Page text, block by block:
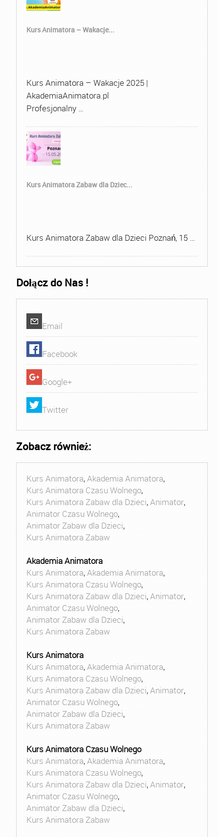
Kurs Animatora – Wakacje...
Kurs Animatora – Wakacje 2025 |
AkademiaAnimatora.pl
Profesjonalny …
Kurs Animatora Zabaw dla Dziec...
Kurs Animatora Zabaw dla Dzieci Poznań, 15 …
Dołącz do Nas !
Email
Facebook
Google+
Twitter
Zobacz również:
Kurs Animatora,Akademia Animatora,
Kurs Animatora Czasu Wolnego,
Kurs Animatora Zabaw dla Dzieci,Animator,
Animator Czasu Wolnego,
Animator Zabaw dla Dzieci,
Kurs Animatora Zabaw
Akademia Animatora
Kurs Animatora,Akademia Animatora,
Kurs Animatora Czasu Wolnego,
Kurs Animatora Zabaw dla Dzieci,Animator,
Animator Czasu Wolnego,
Animator Zabaw dla Dzieci,
Kurs Animatora Zabaw
Kurs Animatora
Kurs Animatora,Akademia Animatora,
Kurs Animatora Czasu Wolnego,
Kurs Animatora Zabaw dla Dzieci,Animator,
Animator Czasu Wolnego,
Animator Zabaw dla Dzieci,
Kurs Animatora Zabaw
Kurs Animatora Czasu Wolnego
Kurs Animatora,Akademia Animatora,
Kurs Animatora Czasu Wolnego,
Kurs Animatora Zabaw dla Dzieci,Animator,
Animator Czasu Wolnego,
Animator Zabaw dla Dzieci,
Kurs Animatora Zabaw